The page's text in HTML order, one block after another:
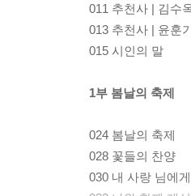
011 추천사 | 김수
013 추천사 | 윤훈
015 시인의 말
1부 봄날의 축제
024 봄날의 축제
028 꽃들의 찬양
030 내 사랑 님에게